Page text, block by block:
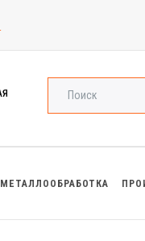
МЕТАЛЛООБРАБОТКА